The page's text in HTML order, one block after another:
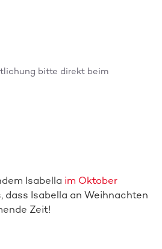
bitte direkt beim
Isabella im Oktober
Isabella an Weihnachten
Zeit!